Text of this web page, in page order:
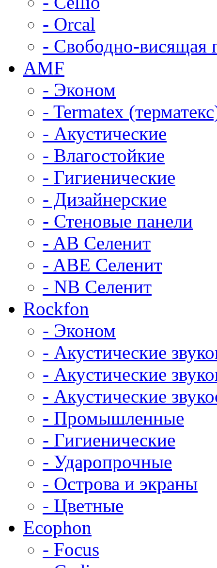
- Orcal
- Свободно-висящая
AMF
- Эконом
- Termatex
- Акустические
- Влагостойкие
- Гигиенические
- Дизайнерские
- Стеновые панели
- AB Селенит
- ABE Селенит
- NB Селенит
Rockfon
- Эконом
- Акустические
- Акустические
- Акустические
- Промышленные
- Гигиенические
- Ударопрочные
- Острова и экраны
- Цветные
Ecophon
- Focus